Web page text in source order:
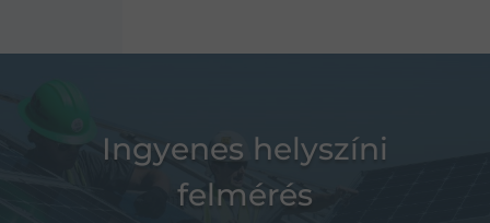
Ingyenes helyszíni
felmérés